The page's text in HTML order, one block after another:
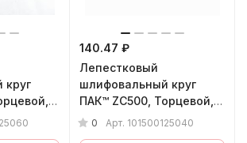
круг
мм,
140.47 ₽
Лепестковый
шлифовальный круг
ПАК™ ZС500, Торцевой,
Плоский, Ø125х22 мм,
0 Арт. 101500125040